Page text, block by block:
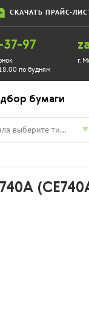
СКАЧАТЬ ПРАЙС-
97
по будням
г.
бумаги
Сначала выберите тип устройства